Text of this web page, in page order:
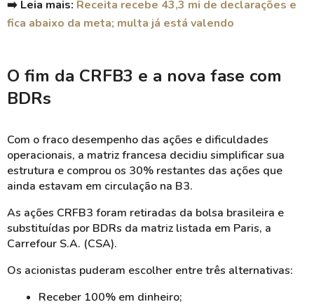
➡️ Leia mais: Receita recebe 43,3 mi de declarações e
fica abaixo da meta; multa já está valendo
O fim da CRFB3 e a nova fase com
BDRs
Com o fraco desempenho das ações e dificuldades
operacionais, a matriz francesa decidiu simplificar sua
estrutura e comprou os 30% restantes das ações que
ainda estavam em circulação na B3.
As ações CRFB3 foram retiradas da bolsa brasileira e
substituídas por BDRs da matriz listada em Paris, a
Carrefour S.A. (CSA).
Os acionistas puderam escolher entre três alternativas:
Receber 100% em dinheiro;